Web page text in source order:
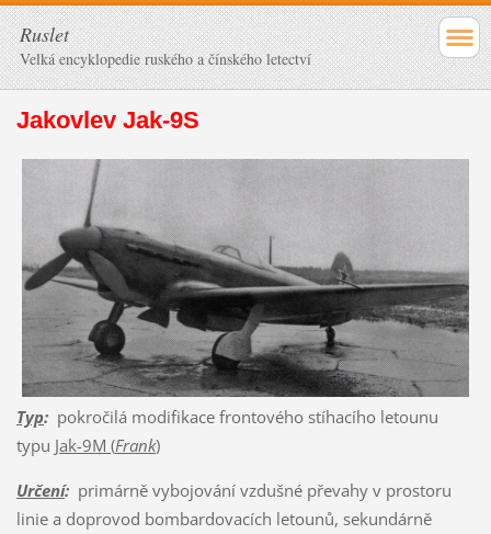
Ruslet
Velká encyklopedie ruského a čínského letectví
Jakovlev Jak-9S
Typ:pokročilá modifikace frontového stíhacího letounu
typu Jak-9M (Frank)
Určení:primárně vybojování vzdušné převahy v prostoru
linie a doprovod bombardovacích letounů, sekundárně